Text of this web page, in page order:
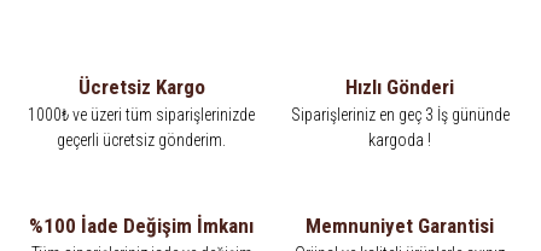
Ücretsiz Kargo
1000₺ ve üzeri tüm siparişlerinizde
geçerli ücretsiz gönderim.
Hızlı Gönderi
Siparişleriniz en geç 3 İş gününde
kargoda !
%100 İade Değişim İmkanı Memnuniyet Garantisi